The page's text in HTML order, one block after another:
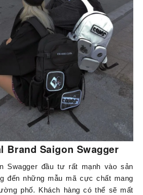
Brand Saigon Swagger
Swagger đầu tư rất mạnh vào sản
đến những mẫu mã cực chất mang
phố. Khách hàng có thể sẽ mất